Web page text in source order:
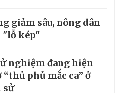
giảm sâu, nông dân
"lỗ kép"
nghiệm đang hiện
phủ mắc ca” ở
sử